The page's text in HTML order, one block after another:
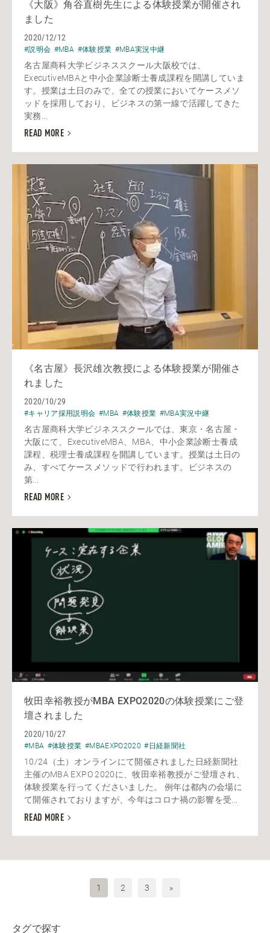
《大阪》角谷直樹先生による体験授業が開催され
ました
2020/12/12
#説明会 #MBA #体験授業 #MBA実況中継
名古屋商科大学ビジネススクール大阪校では、
ExecutiveMBAと中小企業診断士養成課程を開講していま
す。授業は土日のみで、全ての授業においてケースメソ
ッドを採用しており、ビジネスの第一線で活躍してきた
実務...
READ MORE
《名古屋》長沢雄次教授による体験授業が開催さ
れました
2020/10/29
#キャリア採用説明会 #MBA #体験授業 #MBA実況中継
名古屋商科大学ビジネススクールでは、東京・名古屋・
大阪にて、ExecutiveMBA、MBA、中小企業診断士養成
課程、税理士養成課程を開講しています。授業は土日の
み、すべてケースメソッドで行われます。ビジネスの
第...
READ MORE
牧田幸裕教授がMBA EXPO2020の体験授業にご登
壇されました
2020/10/27
#MBA #体験授業 #MBAEXPO2020 #日経新聞社
10/24（土）オンラインにて開催されました日経新聞社
主催のMBA EXPO 2020に、牧田幸裕教授がご登壇され、
体験授業を行ってくださいました。 例年は都内の会場に
て開催されておりますが、今年はコロナ禍の影響を受...
READ MORE
1 2 3 »
タグで探す